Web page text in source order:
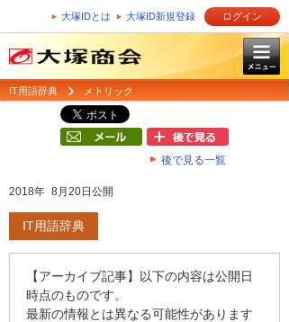
大塚IDとは 大塚ID新規登録 ログイン
IT用語辞典 メトリック
後で見る一覧
2018年 8月20日公開
IT用語辞典
【アーカイブ記事】以下の内容は公開日
時点のものです。
最新の情報とは異なる可能性があります